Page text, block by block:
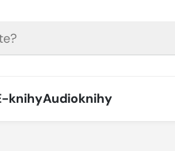
knihyAudioknihy